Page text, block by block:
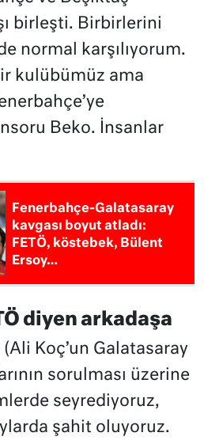
birleşti. Birbirlerini
normal karşılıyorum.
kulübümüz ama
Beko. İnsanlar
Fenerbahçe-Galatasaray
kavgası boyut atladı:
FETÖ, köstebek, Bülent
Ersoy…
diyen arkadaşa
(Ali Koç’un Galatasaray
sorulması üzerine
seyrediyoruz,
şahit oluyoruz.